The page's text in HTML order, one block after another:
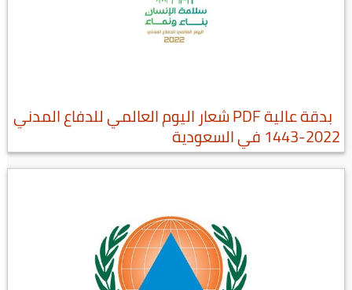
بدقة عالية PDF شعار اليوم العالمي للدفاع المدني
2022-1443 في السعودية